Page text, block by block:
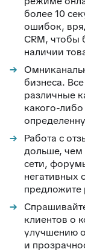
более 10
ошибок,
CRM, чтобы
наличии
бизнеса.
различные
какого-
Работа с
дольше, чем
сети,
негативных
клиентов о
улучшению
и